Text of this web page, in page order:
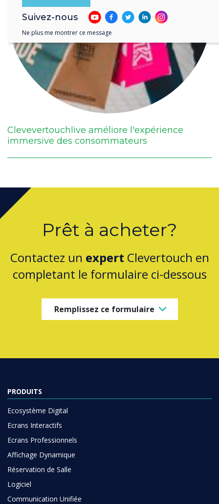
Clevevertouchlive améliore l'expérience
immersive des consommateurs
Prêt à acheter?
Contactez un expert Clevertouch en
completant le formulaire ci-dessous
Remplissez ce formulaire
PRODUITS
Ecosystème Digital
Ecrans Interactifs
Ecrans Professionnels
Affichage Dynamique
Réservation de Salle
Logiciel
Communication Unifiée
Suivez-nous
Ne plus me montrer ce message